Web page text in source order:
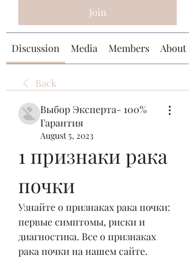
Join
Discussion Media Members About
Back
Выбор Эксперта- 100%
Гарантия
August 5, 2023
1 признаки рака
почки
Узнайте о признаках рака почки:
первые симптомы, риски и
диагностика. Все о признаках
рака почки на нашем сайте.